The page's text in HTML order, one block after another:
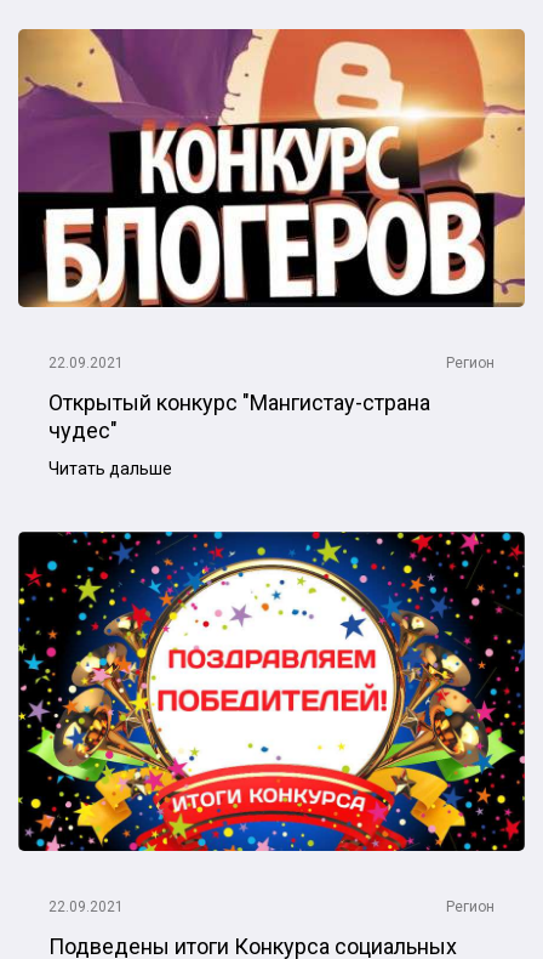
22.09.2021 Регион
Открытый конкурс "Мангистау-страна
чудес"
Читать дальше
22.09.2021 Регион
Подведены итоги Конкурса социальных